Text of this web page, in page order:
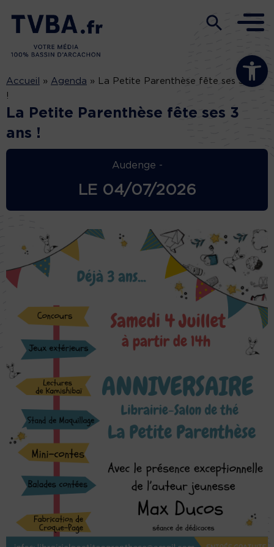
Ouvrir la
Accueil » Agenda »
La Petite Parenthèse fête ses 3 ans
!
La Petite Parenthèse fête ses 3
ans !
Audenge -
LE 04/07/2026